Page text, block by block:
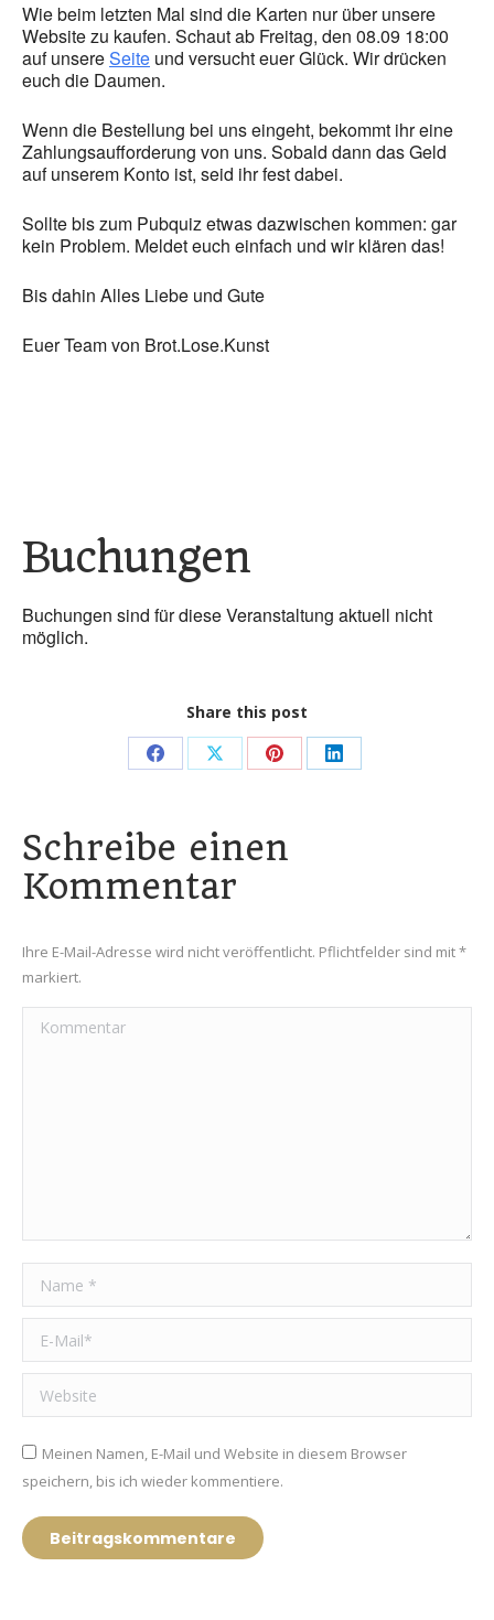
Wie beim letzten Mal sind die Karten nur über unsere
Website zu kaufen. Schaut ab Freitag, den 08.09 18:00
auf unsereSeite und versucht euer Glück. Wir drücken
euch die Daumen.
Wenn die Bestellung bei uns eingeht, bekommt ihr eine
Zahlungsaufforderung von uns. Sobald dann das Geld
auf unserem Konto ist, seid ihr fest dabei.
Sollte bis zum Pubquiz etwas dazwischen kommen: gar
kein Problem. Meldet euch einfach und wir klären das!
Bis dahin Alles Liebe und Gute
Euer Team von Brot.Lose.Kunst
Buchungen
Buchungen sind für diese Veranstaltung aktuell nicht
möglich.
Share this post
Share
Facebook
Share
X
Share
Pinterest
Share
Schreibe einen
Kommentar
Ihre E-Mail-Adresse wird nicht veröffentlicht. Pflichtfelder sind mit*
markiert.
Kommentar
Name *
E-Mail *
Website
Meinen Namen, E-Mail und Website in diesem Browser
speichern, bis ich wieder kommentiere.
Beitragskommentare